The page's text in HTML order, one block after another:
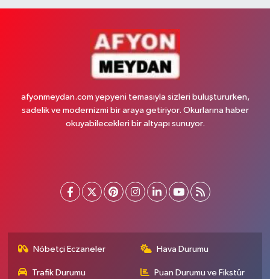
afyonmeydan.com yepyeni temasıyla sizleri buluştururken,
sadelik ve modernizmi bir araya getiriyor. Okurlarına haber
okuyabilecekleri bir altyapı sunuyor.
Nöbetçi Eczaneler Hava Durumu
Trafik Durumu Puan Durumu ve Fikstür